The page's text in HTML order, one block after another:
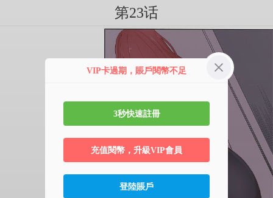
第23话
VIP卡過期，賬戶閱幣不足
3秒快速註冊
充值閱幣，升級VIP會員
登陸賬戶